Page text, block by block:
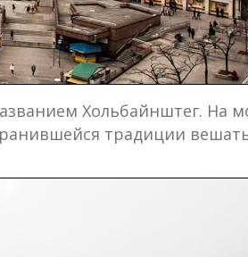
Хольбайнштег. На
традиции